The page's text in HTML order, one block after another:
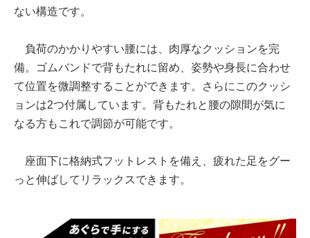
ない構造です。
負荷のかかりやすい腰には、肉厚なクッションを完
備。ゴムバンドで背もたれに留め、姿勢や身長に合わせ
て位置を微調整することができます。さらにこのクッシ
ョンは2つ付属しています。背もたれと腰の隙間が気に
なる方もこれで調節が可能です。
座面下に格納式フットレストを備え、疲れた足をグー
っと伸ばしてリラックスできます。